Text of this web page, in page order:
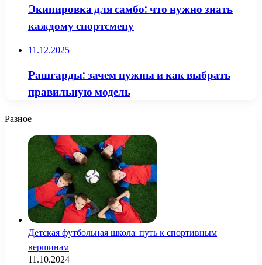
Экипировка для самбо: что нужно знать
каждому спортсмену
11.12.2025
Рашгарды: зачем нужны и как выбрать
правильную модель
Разное
Детская футбольная школа: путь к спортивным
вершинам
11.10.2024